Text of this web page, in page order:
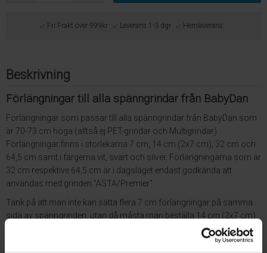
Fri Frakt över 999kr Leverans 1-3 dgr Hemleverans
Beskrivning
Förlängningar till alla spänngrindar från BabyDan
Förlängningar som passar till alla spänngrindar från BabyDan som
är 70-73 cm höga (alltså ej PET-grindar och Multigrindar).
Förlängningar finns i storlekarna 7 cm, 14 cm (2x7 cm), 32 cm och
64,5 cm samt i färgerna vit, svart och silver. Förlängningarna som är
32 cm respektive 64,5 cm är i dagsläget endast godkända att
användas med grinden "ASTA/Premier".
Tänk på att man inte kan sätta flera 7 cm förlängningar på samma
sida av spänngrinden, utan då måsta man beställa 14 cm (2x7 cm)
istället. Anledningen till det är att förpackningen med 2x7 cm